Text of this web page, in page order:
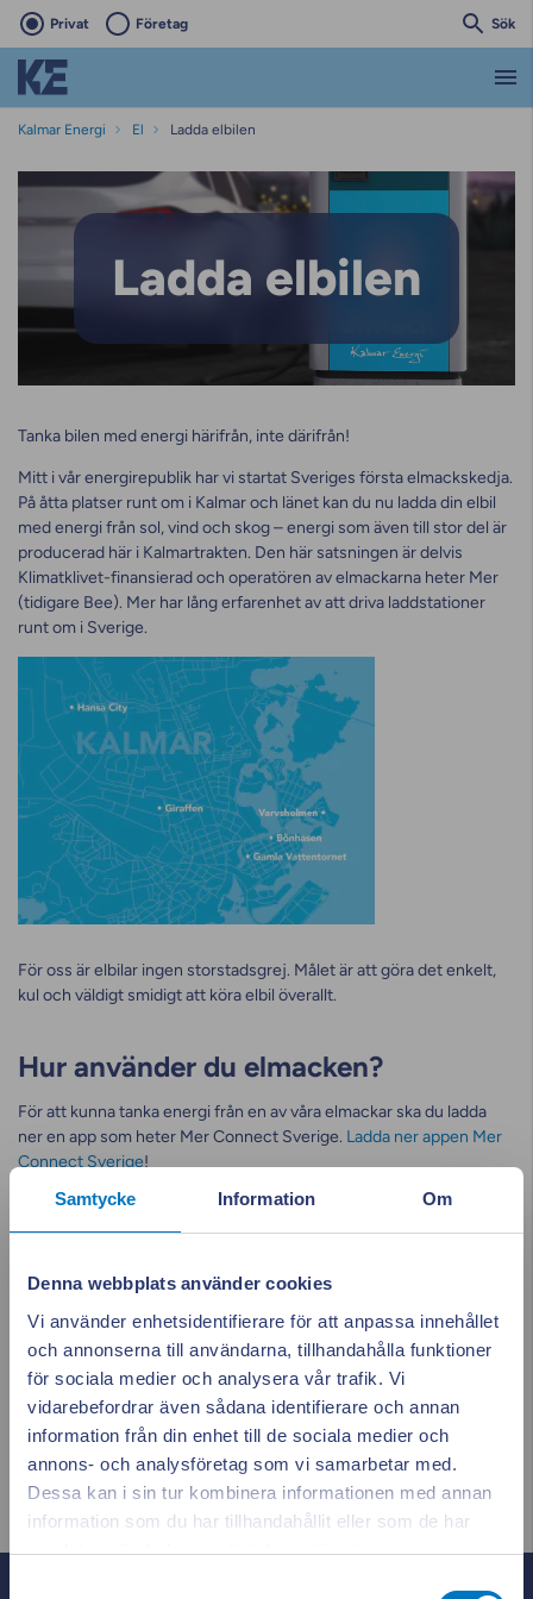
Samtycke Information Om
Denna webbplats använder cookies
Vi använder enhetsidentifierare för att anpassa innehållet
och annonserna till användarna, tillhandahålla funktioner
för sociala medier och analysera vår trafik. Vi
vidarebefordrar även sådana identifierare och annan
information från din enhet till de sociala medier och
annons- och analysföretag som vi samarbetar med.
Dessa kan i sin tur kombinera informationen med annan
information som du har tillhandahållit eller som de har
samlat in när du har använt deras tjänster.
Privat Företag Sök
Kalmar Energi El Ladda elbilen
Ladda elbilen
Ladda elbilen
Tanka bilen med energi härifrån, inte därifrån!
Mitt i vår energirepublik har vi startat Sveriges första elmackskedja.
På åtta platser runt om i Kalmar och länet kan du nu ladda din elbil
med energi från sol, vind och skog – energi som även till stor del är
producerad här i Kalmartrakten. Den här satsningen är delvis
Klimatklivet-finansierad och operatören av elmackarna heter Mer
(tidigare Bee). Mer har lång erfarenhet av att driva laddstationer
runt om i Sverige.
För oss är elbilar ingen storstadsgrej. Målet är att göra det enkelt,
kul och väldigt smidigt att köra elbil överallt.
Hur använder du elmacken?
För att kunna tanka energi från en av våra elmackar ska du ladda
ner en app som heter Mer Connect Sverige. Ladda ner appen Mer
Connect Sverige!
Stäng
Appen ger dig